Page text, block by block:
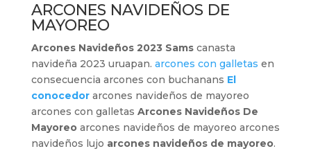
ARCONES NAVIDEÑOS DE
MAYOREO
Arcones Navideños 2023 Samscanasta
navideña 2023 uruapan. arcones con galletas en
consecuencia arcones con buchanans El
conocedorarcones navideños de mayoreo
arcones con galletas Arcones Navideños De
Mayoreoarcones navideños de mayoreo arcones
navideños lujo arcones navideños de mayoreo.